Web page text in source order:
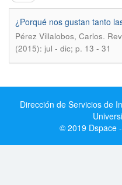
¿Porqué nos gustan tanto
Pérez Villalobos, Carlos.
(2015): jul - dic; p. 13 - 31
Dirección de Servicios de
© 2019 Dspace